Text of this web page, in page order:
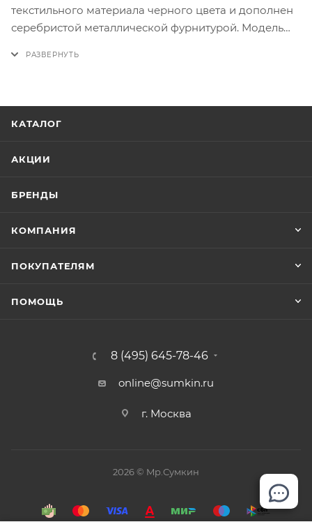
текстильного материала черного цвета и дополнен
серебристой металлической фурнитурой. Модель
КАТАЛОГ
АКЦИИ
БРЕНДЫ
КОМПАНИЯ
ПОКУПАТЕЛЯМ
ПОМОЩЬ
8 (495) 645-78-46
online@sumkin.ru
г. Москва
2026 © Mр.Сумкин